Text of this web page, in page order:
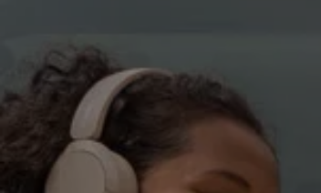
Soluzioni di ricarica e autonomia
Simulatore del tempo di ricarica
Simulatore dell’autonomia
Ricarica domestica
Ricarica in movimento
Accessori per la ricarica
Calcolo percorso
Connettività e Sicurezza